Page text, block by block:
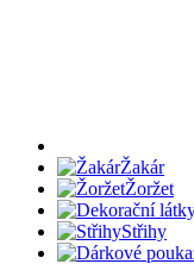
Žakár
Žoržet
Střihy